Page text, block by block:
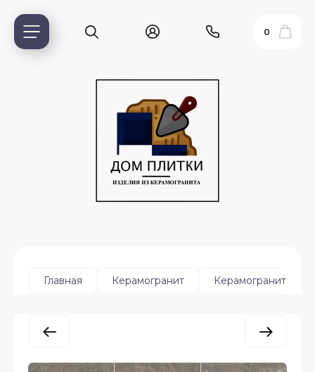
0
Главная Керамогранит Керамогранит для